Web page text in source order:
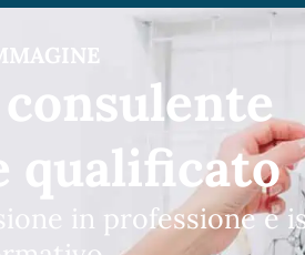
-
®
la professione del